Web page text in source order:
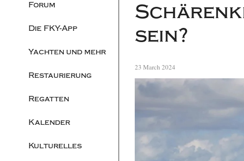
Forum
Die FKY-App
Yachten und mehr
Restaurierung
Regatten
Kalender
Kulturelles
sein?
23 March 2024